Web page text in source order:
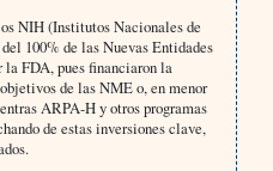
NIH (Institutos Nacionales de
100% de las Nuevas Entidades
FDA, pues financiaron la
de las NME o, en menor
ARPA-H y otros programas
de estas inversiones clave,